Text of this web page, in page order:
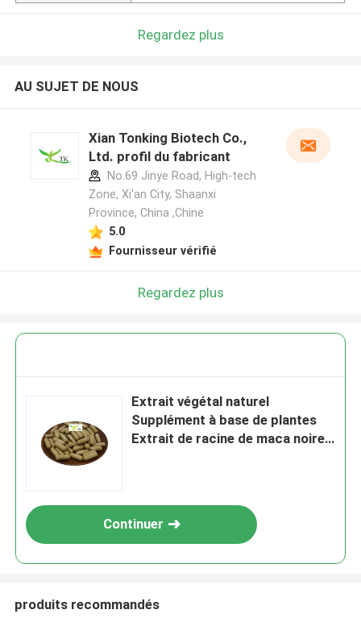
Regardez plus
AU SUJET DE NOUS
Xian Tonking Biotech Co.,
Ltd. profil du fabricant
No.69 Jinye Road, High-tech
Zone, Xi'an City, Shaanxi
Province, China ,Chine
5.0
Fournisseur vérifié
Regardez plus
Extrait végétal naturel
Supplément à base de plantes
Extrait de racine de maca noire
Continuer
produits recommandés